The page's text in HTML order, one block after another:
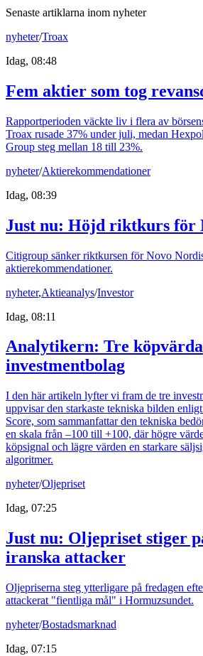
Senaste artiklarna inom nyheter
nyheter/Troax
Idag, 08:48
Fem aktier som tog
Rapportperioden väckte liv i flera av
Troax rusade 37% under juli, medan
Group steg mellan 18 till 23%.
nyheter/Aktierekommendationer
Idag, 08:39
Just nu: Höjd riktkurs för
Citigroup sänker riktkursen för Novo
aktierekommendationer.
nyheter,Aktieanalys/Investor
Idag, 08:11
Analytikern: Tre köpvärda
investmentbolag
I den här artikeln lyfter vi fram de tre
uppvisar den starkaste tekniska bilden
Score, som sammanfattar den tekniska
en skala från –100 till +100, där högre
köpsignal och lägre värden en starkare
algoritmer.
nyheter/Oljepriset
Idag, 07:25
Just nu: Oljepriset stiger
iranska attacker
Oljepriserna steg ytterligare på fredagen
attackerat "fientliga mål" i Hormuzsundet.
nyheter/Bostadsmarknad
Idag, 07:15